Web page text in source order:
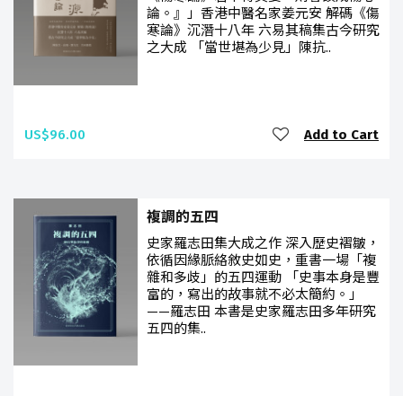
論。』」香港中醫名家姜元安 解碼《傷
寒論》沉潛十八年 六易其稿集古今研究
之大成 「當世堪為少見」陳抗..
US$96.00 Add to Cart
複調的五四
史家羅志田集大成之作 深入歷史褶皺，
依循因緣脈絡敘史如史，重書一場「複
雜和多歧」的五四運動 「史事本身是豐
富的，寫出的故事就不必太簡約。」
——羅志田 本書是史家羅志田多年研究
五四的集..